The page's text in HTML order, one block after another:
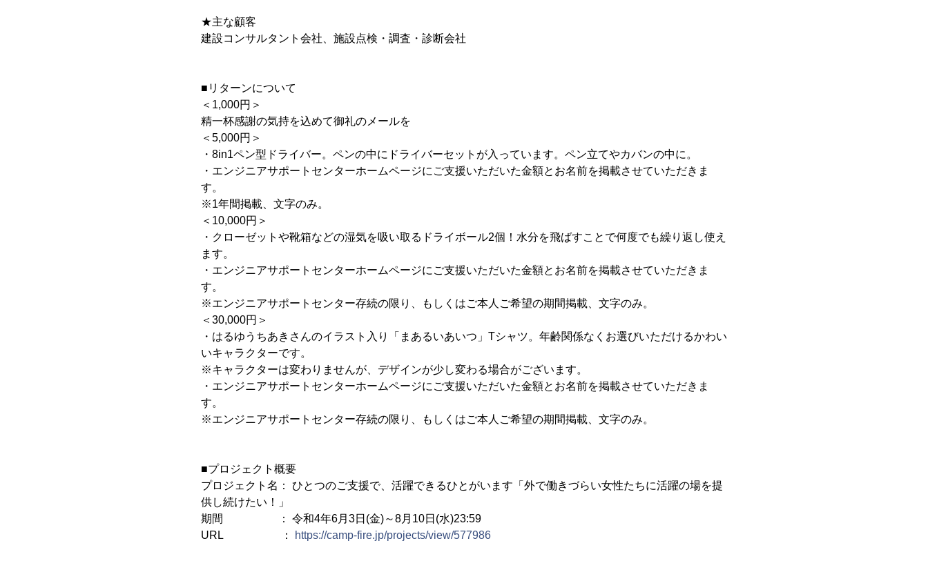
★主な顧客
建設コンサルタント会社、施設点検・調査・診断会社
■リターンについて
＜1,000円＞
精一杯感謝の気持を込めて御礼のメールを
＜5,000円＞
・8in1ペン型ドライバー。ペンの中にドライバーセットが入っています。ペン立てやカバンの中に。
・エンジニアサポートセンターホームページにご支援いただいた金額とお名前を掲載させていただきま
す。
※1年間掲載、文字のみ。
＜10,000円＞
・クローゼットや靴箱などの湿気を吸い取るドライボール2個！水分を飛ばすことで何度でも繰り返し使え
ます。
・エンジニアサポートセンターホームページにご支援いただいた金額とお名前を掲載させていただきま
す。
※エンジニアサポートセンター存続の限り、もしくはご本人ご希望の期間掲載、文字のみ。
＜30,000円＞
・はるゆうちあきさんのイラスト入り「まあるいあいつ」Tシャツ。年齢関係なくお選びいただけるかわい
いキャラクターです。
※キャラクターは変わりませんが、デザインが少し変わる場合がございます。
・エンジニアサポートセンターホームページにご支援いただいた金額とお名前を掲載させていただきま
す。
※エンジニアサポートセンター存続の限り、もしくはご本人ご希望の期間掲載、文字のみ。
■プロジェクト概要
プロジェクト名： ひとつのご支援で、活躍できるひとがいます「外で働きづらい女性たちに活躍の場を提
供し続けたい！」
期間 ： 令和4年6月3日(金)～8月10日(水)23:59
URL ：
https://camp-fire.jp/projects/view/577986